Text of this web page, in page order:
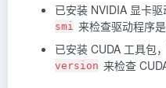
已安装 NVIDIA 显卡
smi 来检查驱动程序是
已安装 CUDA 工具包
version 来检查